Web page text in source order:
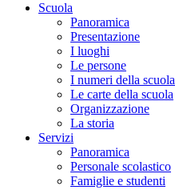
Scuola
Panoramica
Presentazione
I luoghi
Le persone
I numeri della scuola
Le carte della scuola
Organizzazione
La storia
Servizi
Panoramica
Personale scolastico
Famiglie e studenti